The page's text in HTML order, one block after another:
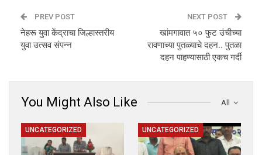
PREV POST
नेहरू युवा केंद्राचा जिल्हास्तरीय
युवा उत्सव संपन्न
NEXT POST
खांमगावात ५० फुट उंचीच्या
रावणाच्या पुतळ्याचे दहन.. पुतळा
दहन पाहण्यासाठी एकच गर्दी
All
You Might Also Like
UNCATEGORIZED UNCATEGORIZED